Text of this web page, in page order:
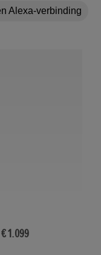
Alexa-verbinding
1.099